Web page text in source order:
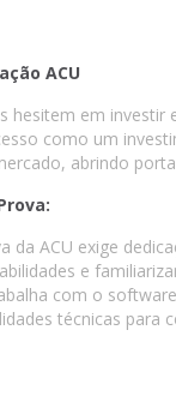
ACU
hesitem em
como um
abrindo
da ACU exige
e
com o
técnicas para